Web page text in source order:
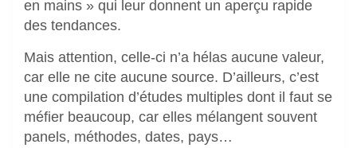
en mains » qui leur donnent un aperçu rapide
des tendances.
Mais attention, celle-ci n’a hélas aucune valeur,
car elle ne cite aucune source. D’ailleurs, c’est
une compilation d’études multiples dont il faut se
méfier beaucoup, car elles mélangent souvent
panels, méthodes, dates, pays…